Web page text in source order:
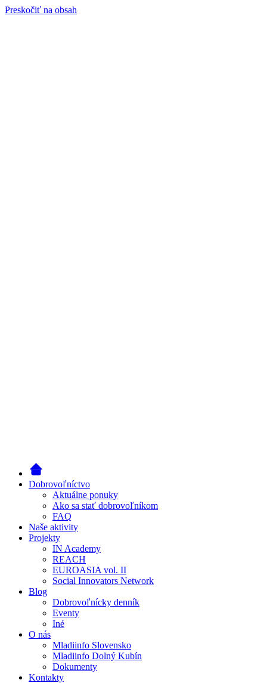
Preskočiť na obsah
Dobrovoľníctvo
Aktuálne ponuky
Ako sa stať dobrovoľníkom
FAQ
Naše aktivity
Projekty
IN Academy
REACH
EUROASIA vol. II
Social Innovators Network
Blog
Dobrovoľnícky denník
Eventy
Iné
O nás
Mladiinfo Slovensko
Mladiinfo Dolný Kubín
Dokumenty
Kontakty